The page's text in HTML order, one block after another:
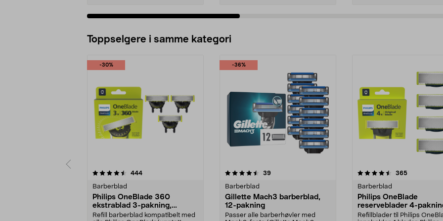
Toppselgere i samme kategori
-30%
444anmeldelser
Barberblad
Philips OneBlade 360
ekstrablad 3-pakning,
QP430/50
Refill barberblad kompatibelt med
-36%
4.5 av 5 stjerner 39anmeldelser
Barberblad
Gillette Mach3 barberblad,
12-pakning
Passer alle barberhøvler med
4.5 av 5 stjerner 365anmeldelser
Barberblad
Philips OneBlade
reserveblader 4-
QP240/50
Refillblader til Philips
3.5 av 5 stjerner